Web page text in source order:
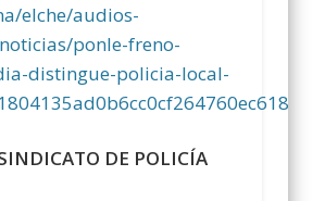
elche/audios-
ponle-freno-
distingue-policia-local-
DE POLICÍA